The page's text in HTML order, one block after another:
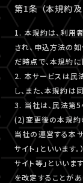
第1条 （本規約
1. 本規約は、利用
され、申込方法の
だ時点で、本規約
2. 本サービスは民
し、また、本規約は
3. 当社は、民法第
(2)変更後の本規約
当社の運営する本
サイト」といいます
サイト等」といいま
を改定することが